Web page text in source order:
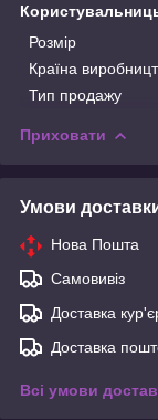
Розмір
Країна
Тип продажу
Приховати
Умови
Нова Пошта
Самовивіз
Доставка
Доставка
Всі умови